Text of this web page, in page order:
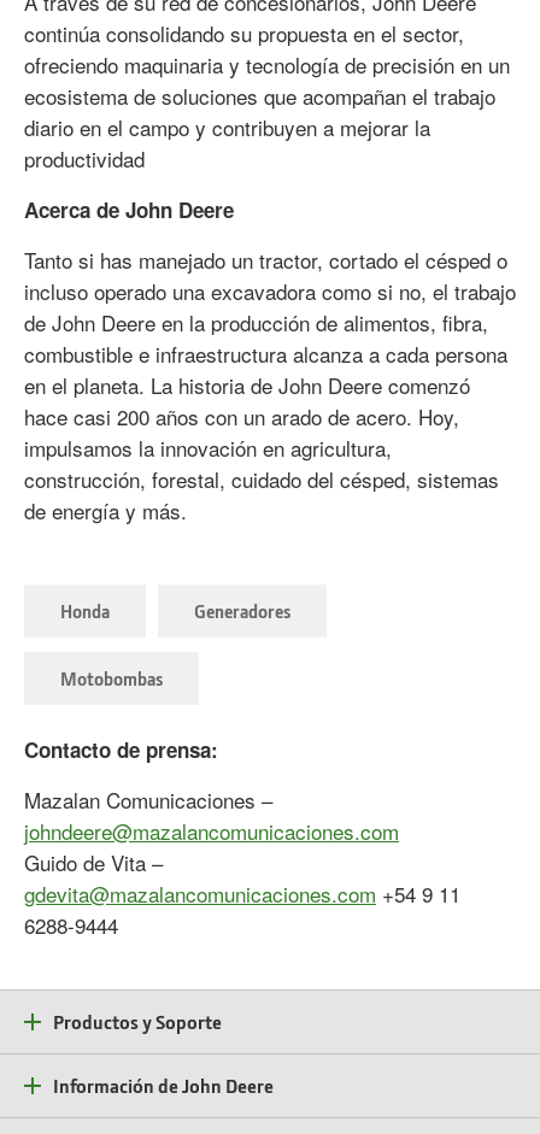
continúa consolidando su propuesta en el sector,
ofreciendo maquinaria y tecnología de precisión en un
ecosistema de soluciones que acompañan el trabajo
diario en el campo y contribuyen a mejorar la
productividad
Acerca de John Deere
Tanto si has manejado un tractor, cortado el césped o
incluso operado una excavadora como si no, el trabajo
de John Deere en la producción de alimentos, fibra,
combustible e infraestructura alcanza a cada persona
en el planeta. La historia de John Deere comenzó
hace casi 200 años con un arado de acero. Hoy,
impulsamos la innovación en agricultura,
construcción, forestal, cuidado del césped, sistemas
de energía y más.
Honda Generadores
Motobombas
Contacto de prensa:
Mazalan Comunicaciones –
johndeere@mazalancomunicaciones.com
Guido de Vita –
gdevita@mazalancomunicaciones.com +54 9 11
6288-9444
Productos y Soporte
Información de John Deere